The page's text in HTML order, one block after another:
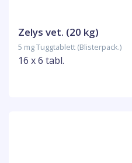
Zelys vet. (20 kg)
5 mg Tuggtablett (Blisterpack.)
16 x 6 tabl.